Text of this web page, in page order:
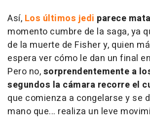
Así, Los últimos jedi parece
momento cumbre de la saga, ya
de la muerte de Fisher y, quien
espera ver cómo le dan un final
Pero no,sorprendentemente a
segundos la cámara recorre el
que comienza a congelarse y se
mano que... realiza un leve